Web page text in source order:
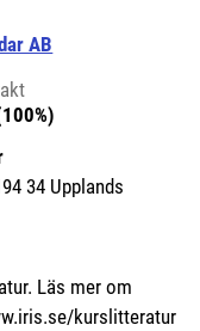
AB
34 Upplands
sida.)
Läs mer om
kurslitteratur